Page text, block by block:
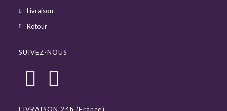
Livraison
Retour
SUIVEZ-NOUS